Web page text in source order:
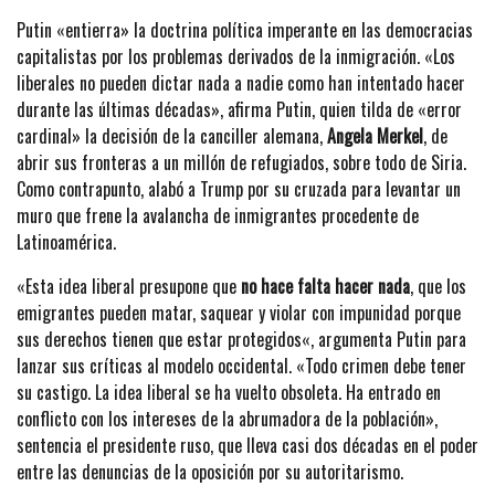
Putin «entierra» la doctrina política imperante en las democracias
capitalistas por los problemas derivados de la inmigración. «Los
liberales no pueden dictar nada a nadie como han intentado hacer
durante las últimas décadas», afirma Putin, quien tilda de «error
cardinal» la decisión de la canciller alemana,Angela Merkel, de
abrir sus fronteras a un millón de refugiados, sobre todo de Siria.
Como contrapunto, alabó a Trump por su cruzada para levantar un
muro que frene la avalancha de inmigrantes procedente de
Latinoamérica.
«Esta idea liberal presupone que no hace falta hacer nada, que los
emigrantes pueden matar, saquear y violar con impunidad porque
sus derechos tienen que estar protegidos«, argumenta Putin para
lanzar sus críticas al modelo occidental. «Todo crimen debe tener
su castigo. La idea liberal se ha vuelto obsoleta. Ha entrado en
conflicto con los intereses de la abrumadora de la población»,
sentencia el presidente ruso, que lleva casi dos décadas en el poder
entre las denuncias de la oposición por su autoritarismo.